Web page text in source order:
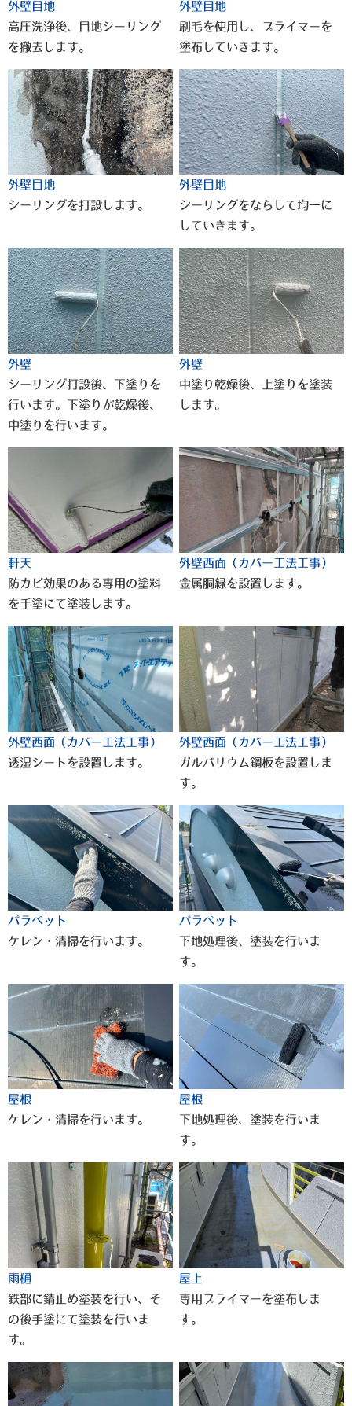
外壁目地
高圧洗浄後、目地シーリング
を撤去します。
外壁目地
刷毛を使用し、プライマーを
塗布していきます。
外壁目地
シーリングを打設します。
外壁目地
シーリングをならして均一に
していきます。
外壁
シーリング打設後、下塗りを
行います。下塗りが乾燥後、
中塗りを行います。
外壁
中塗り乾燥後、上塗りを塗装
します。
軒天
防カビ効果のある専用の塗料
を手塗にて塗装します。
外壁西面（カバー工法工事）
金属胴縁を設置します。
外壁西面（カバー工法工事）
透湿シートを設置します。
外壁西面（カバー工法工事）
ガルバリウム鋼板を設置しま
す。
パラペット
ケレン・清掃を行います。
パラペット
下地処理後、塗装を行いま
す。
屋根
ケレン・清掃を行います。
屋根
下地処理後、塗装を行いま
す。
雨樋
鉄部に錆止め塗装を行い、そ
の後手塗にて塗装を行いま
す。
屋上
専用プライマーを塗布しま
す。